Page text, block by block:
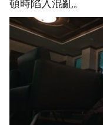
頓時陷入混亂。